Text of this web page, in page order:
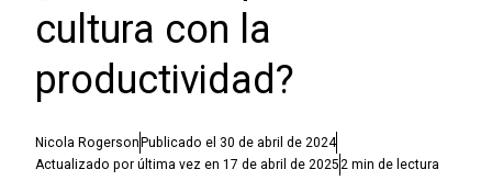
cultura con la
productividad?
Nicola Rogerson Publicado el 30 de abril de 2024
Actualizado por última vez en 17 de abril de 20252 min de lectura